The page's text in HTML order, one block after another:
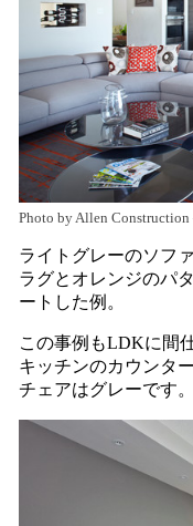
Photo by Allen Construction
ライトグレーのソフ
ラグとオレンジのパ
ートした例。
この事例もLDKに間
キッチンのカウンタ
チェアはグレーです。